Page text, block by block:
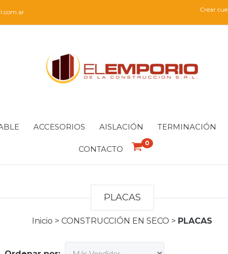
Crear
ACCESORIOS AISLACIÓN TERMINACIÓN
CONTACTO
0
PLACAS
Inicio > CONSTRUCCIÓN EN SECO > PLACAS